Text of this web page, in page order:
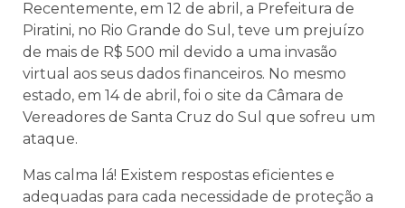
Recentemente, em 12 de abril, a Prefeitura de
Piratini, no Rio Grande do Sul, teve um prejuízo
de mais de R$ 500 mil devido a uma invasão
virtual aos seus dados financeiros. No mesmo
estado, em 14 de abril, foi o site da Câmara de
Vereadores de Santa Cruz do Sul que sofreu um
ataque.
Mas calma lá! Existem respostas eficientes e
adequadas para cada necessidade de proteção a